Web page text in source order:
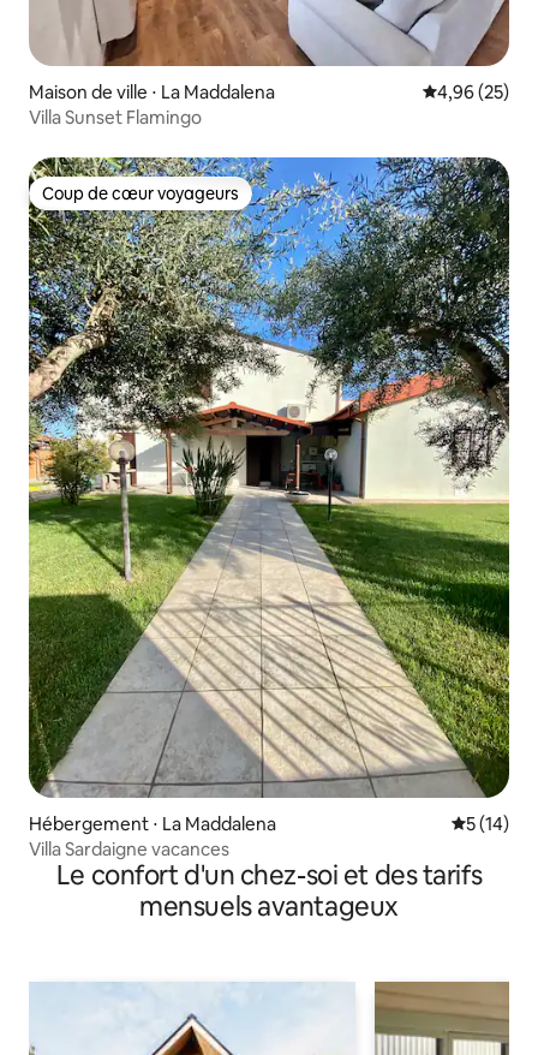
Maison de ville ⋅ La Maddalena Évaluation
4,96 (25)
Villa Sunset Flamingo
Coup de cœur voyageurs
Coup de cœur voyageurs
Hébergement ⋅ La Maddalena
5 (14)
Villa Sardaigne vacances
Le confort d'un chez-soi et des tarifs
mensuels avantageux